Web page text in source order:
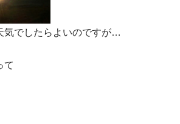
気でしたらよいのですが…
て